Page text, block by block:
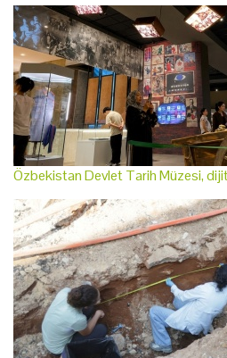
Özbekistan Devlet Tarih Müzesi,